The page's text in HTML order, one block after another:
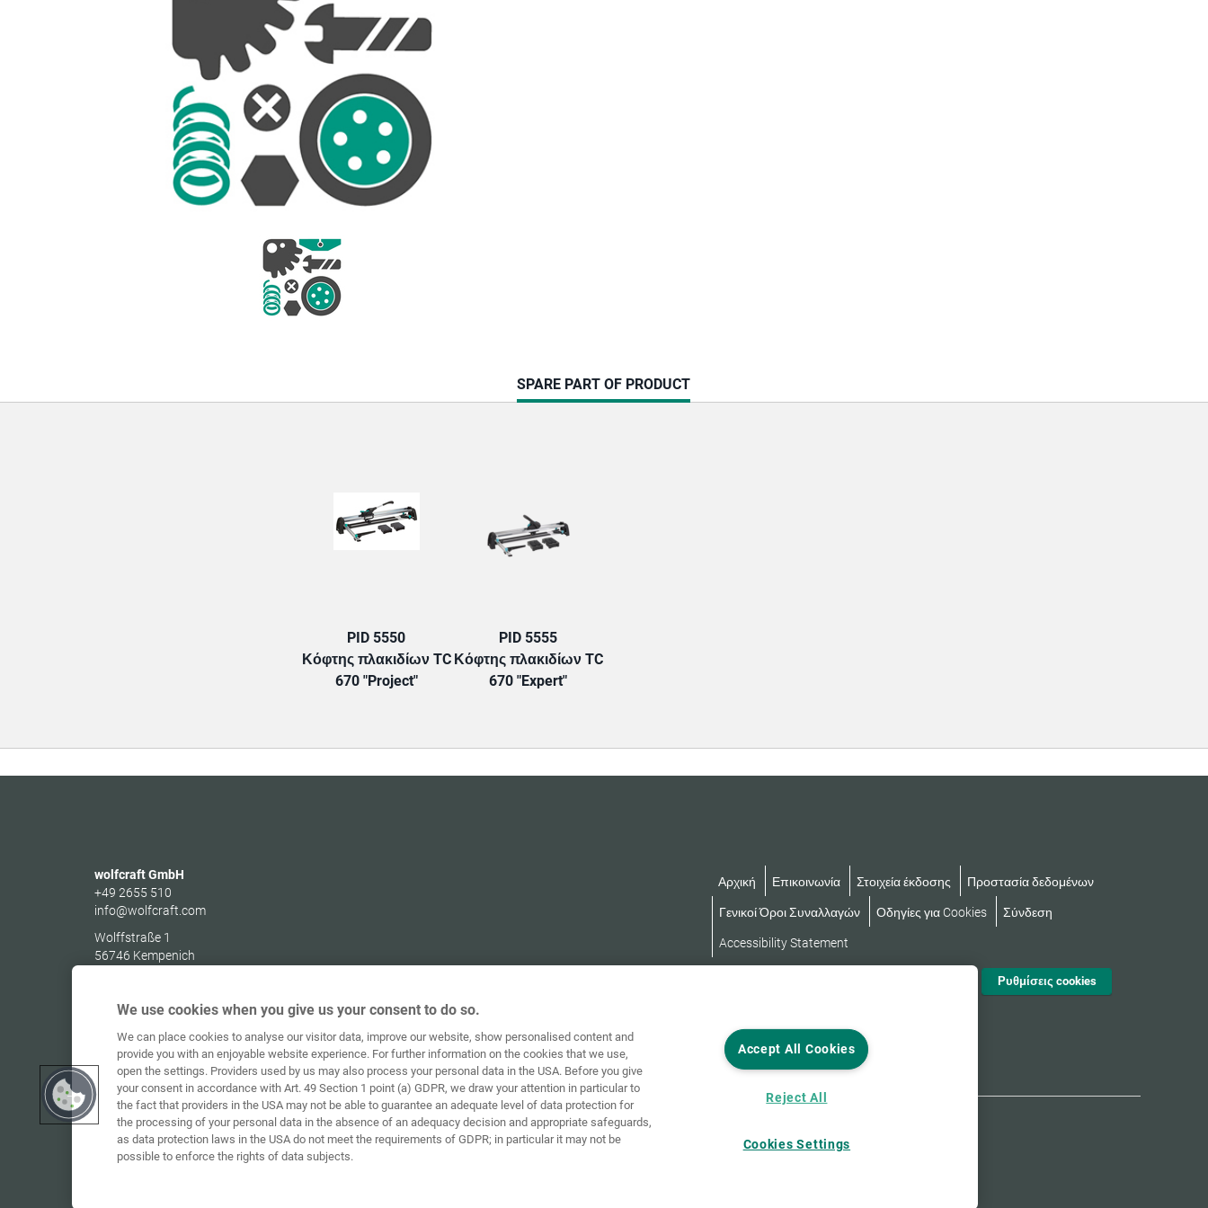
CURRENT
TAB:
SPARE PART OF PRODUCT
PID 5550
Κόφτης πλακιδίων TC
670 "Project"
PID 5555
Κόφτης πλακιδίων TC
670 "Expert"
wolfcraft GmbH
+49 2655 510
info@wolfcraft.com
Wolffstraße 1
56746 Kempenich
Αρχική Επικοινωνία Στοιχεία έκδοσης Προστασία δεδομένων
Γενικοί Όροι Συναλλαγών Οδηγίες για Cookies Σύνδεση
Accessibility Statement
Ρυθμίσεις cookies
We use cookies when you give us your consent to do so.
We can place cookies to analyse our visitor data, improve our website, show personalised content and
provide you with an enjoyable website experience. For further information on the cookies that we use,
open the settings. Providers used by us may also process your personal data in the USA. Before you give
your consent in accordance with Art. 49 Section 1 point (a) GDPR, we draw your attention in particular to
the fact that providers in the USA may not be able to guarantee an adequate level of data protection for
the processing of your personal data in the absence of an adequacy decision and appropriate safeguards,
as data protection laws in the USA do not meet the requirements of GDPR; in particular it may not be
possible to enforce the rights of data subjects.
Accept All Cookies
Reject All
Cookies Settings